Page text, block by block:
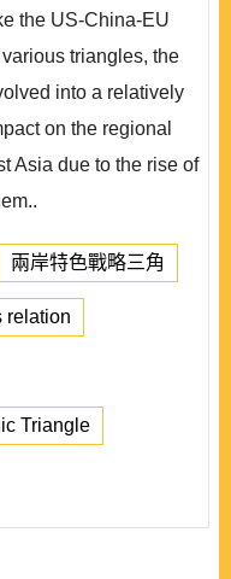
the US-China-EU
triangles, the
into a relatively
on the regional
Asia due to the rise of
兩岸特色戰略三角
relation
Triangle